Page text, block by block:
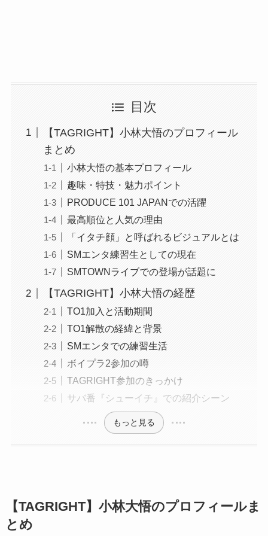
目次
【TAGRIGHT】小林大悟のプロフィール
まとめ
小林大悟の基本プロフィール
趣味・特技・魅力ポイント
PRODUCE 101 JAPANでの活躍
最高順位と人気の理由
「イタチ顔」と呼ばれるビジュアルとは
SMエンタ練習生としての現在
SMTOWNライブでの登場が話題に
【TAGRIGHT】小林大悟の経歴
TO1加入と活動期間
TO1解散の経緯と背景
SMエンタでの練習生活
ボイプラ2参加の噂
TAGRIGHT参加のきっかけ
サバ番『シューイチ』での紹介シーン
もっと見る
【TAGRIGHT】小林大悟のプロフィールま
とめ